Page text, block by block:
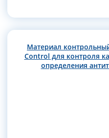
Материал
Control для контроля
определения